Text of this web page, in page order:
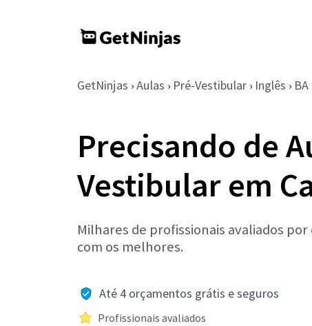
GetNinjas › Aulas › Pré-Vestibular › Inglês › BA
Precisando de
Vestibular em
Milhares de profissionais avaliados
com os melhores.
Até 4 orçamentos grátis e seguros
Profissionais avaliados